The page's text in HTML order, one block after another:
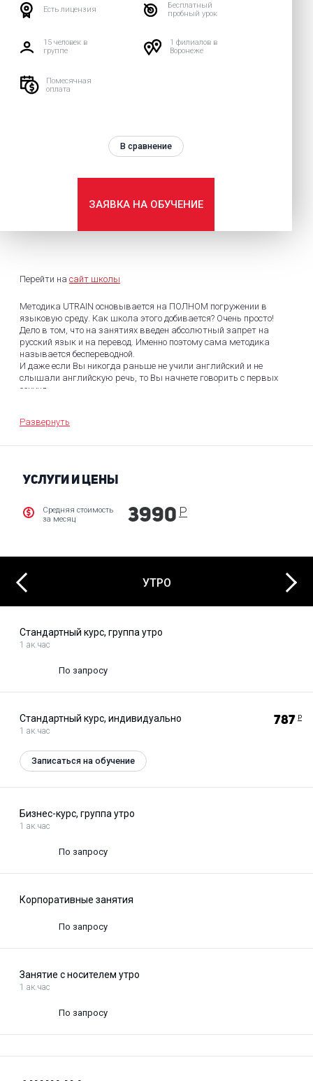
Есть лицензия
Бесплатный
пробный урок
15 человек в
группе
1 филиалов в
Воронеже
Помесячная
оплата
ЗАЯВКА НА ОБУЧЕНИЕ
В сравнение
Перейти на сайт школы
Методика UTRAIN основывается на ПОЛНОМ погружении в
языковую среду. Как школа этого добивается? Очень просто!
Дело в том, что на занятиях введен абсолютный запрет на
русский язык и на перевод. Именно поэтому сама методика
называется беспереводной.
И даже если Вы никогда раньше не учили английский и не
слышали английскую речь, то Вы начнете говорить с первых
секунд.
Развернуть
УСЛУГИ И ЦЕНЫ
Средняя стоимость
за месяц
3990 Р
Previous УТРО
Стандартный курс, группа утро
1 ак.час
По запросу
Стандартный курс, индивидуально
1 ак.час
787 Р
Записаться на обучение
Бизнес-курс, группа утро
1 ак.час
По запросу
Корпоративные занятия
По запросу
Занятие с носителем утро
1 ак.час
По запросу
Next